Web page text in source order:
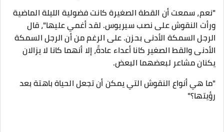
"نعم، سمعت أن القطة الصغيرة كانت فضولية الليلة الماضية
ورأت النقوش على نصب سيريوس. لقد أغمي عليها"، قال
الرجل السمكة الأدنى بحزن. على الرغم من أن الرجل السمكة
الأدنى والقط الصغير كانا أعداء عادةً، إلا أنهما كانا لا يزالان
يكنان مشاعر لبعضهما البعض.
"ما هي أنواع النقوش التي يمكن أن تجعل الحياة باهتة بعد
رؤيتها؟"